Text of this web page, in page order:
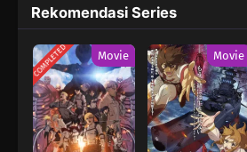
pernah menjadi kebanggaan tanah
mengubah pengetahuan teoretisnya
namun sebuah tragedi memaksanya
dengan harapan mendaftar ke militer
menyatukan kembali negara di bawah
dulunya salah satu permata
penuh kejahatan, bahkan hampir
Beruntung, ia bertemu dengan
Rekomendasi Series
COMPLETED Movie Movie